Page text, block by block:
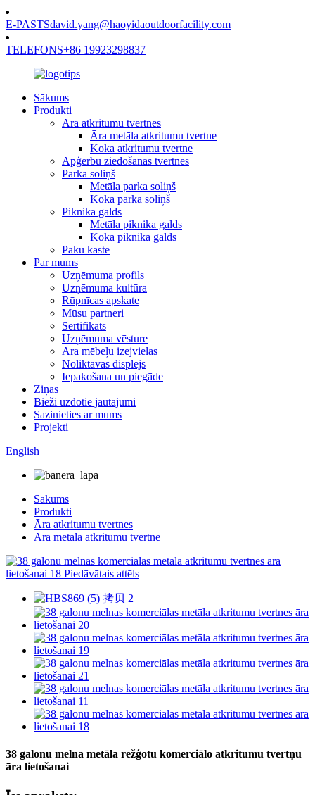
E-PASTSdavid.yang@haoyidaoutdoorfacility.com
TELEFONS+86 19923298837
Sākums
Produkti
Āra atkritumu tvertnes
Āra metāla atkritumu tvertne
Koka atkritumu tvertne
Apģērbu ziedošanas tvertnes
Parka soliņš
Metāla parka soliņš
Koka parka soliņš
Piknika galds
Metāla piknika galds
Koka piknika galds
Paku kaste
Par mums
Uzņēmuma profils
Uzņēmuma kultūra
Rūpnīcas apskate
Mūsu partneri
Sertifikāts
Uzņēmuma vēsture
Āra mēbeļu izejvielas
Noliktavas displejs
Iepakošana un piegāde
Ziņas
Bieži uzdotie jautājumi
Sazinieties ar mums
Projekti
English
Sākums
Produkti
Āra atkritumu tvertnes
Āra metāla atkritumu tvertne
38 galonu melna metāla režģotu komerciālo atkritumu tvertņu
āra lietošanai